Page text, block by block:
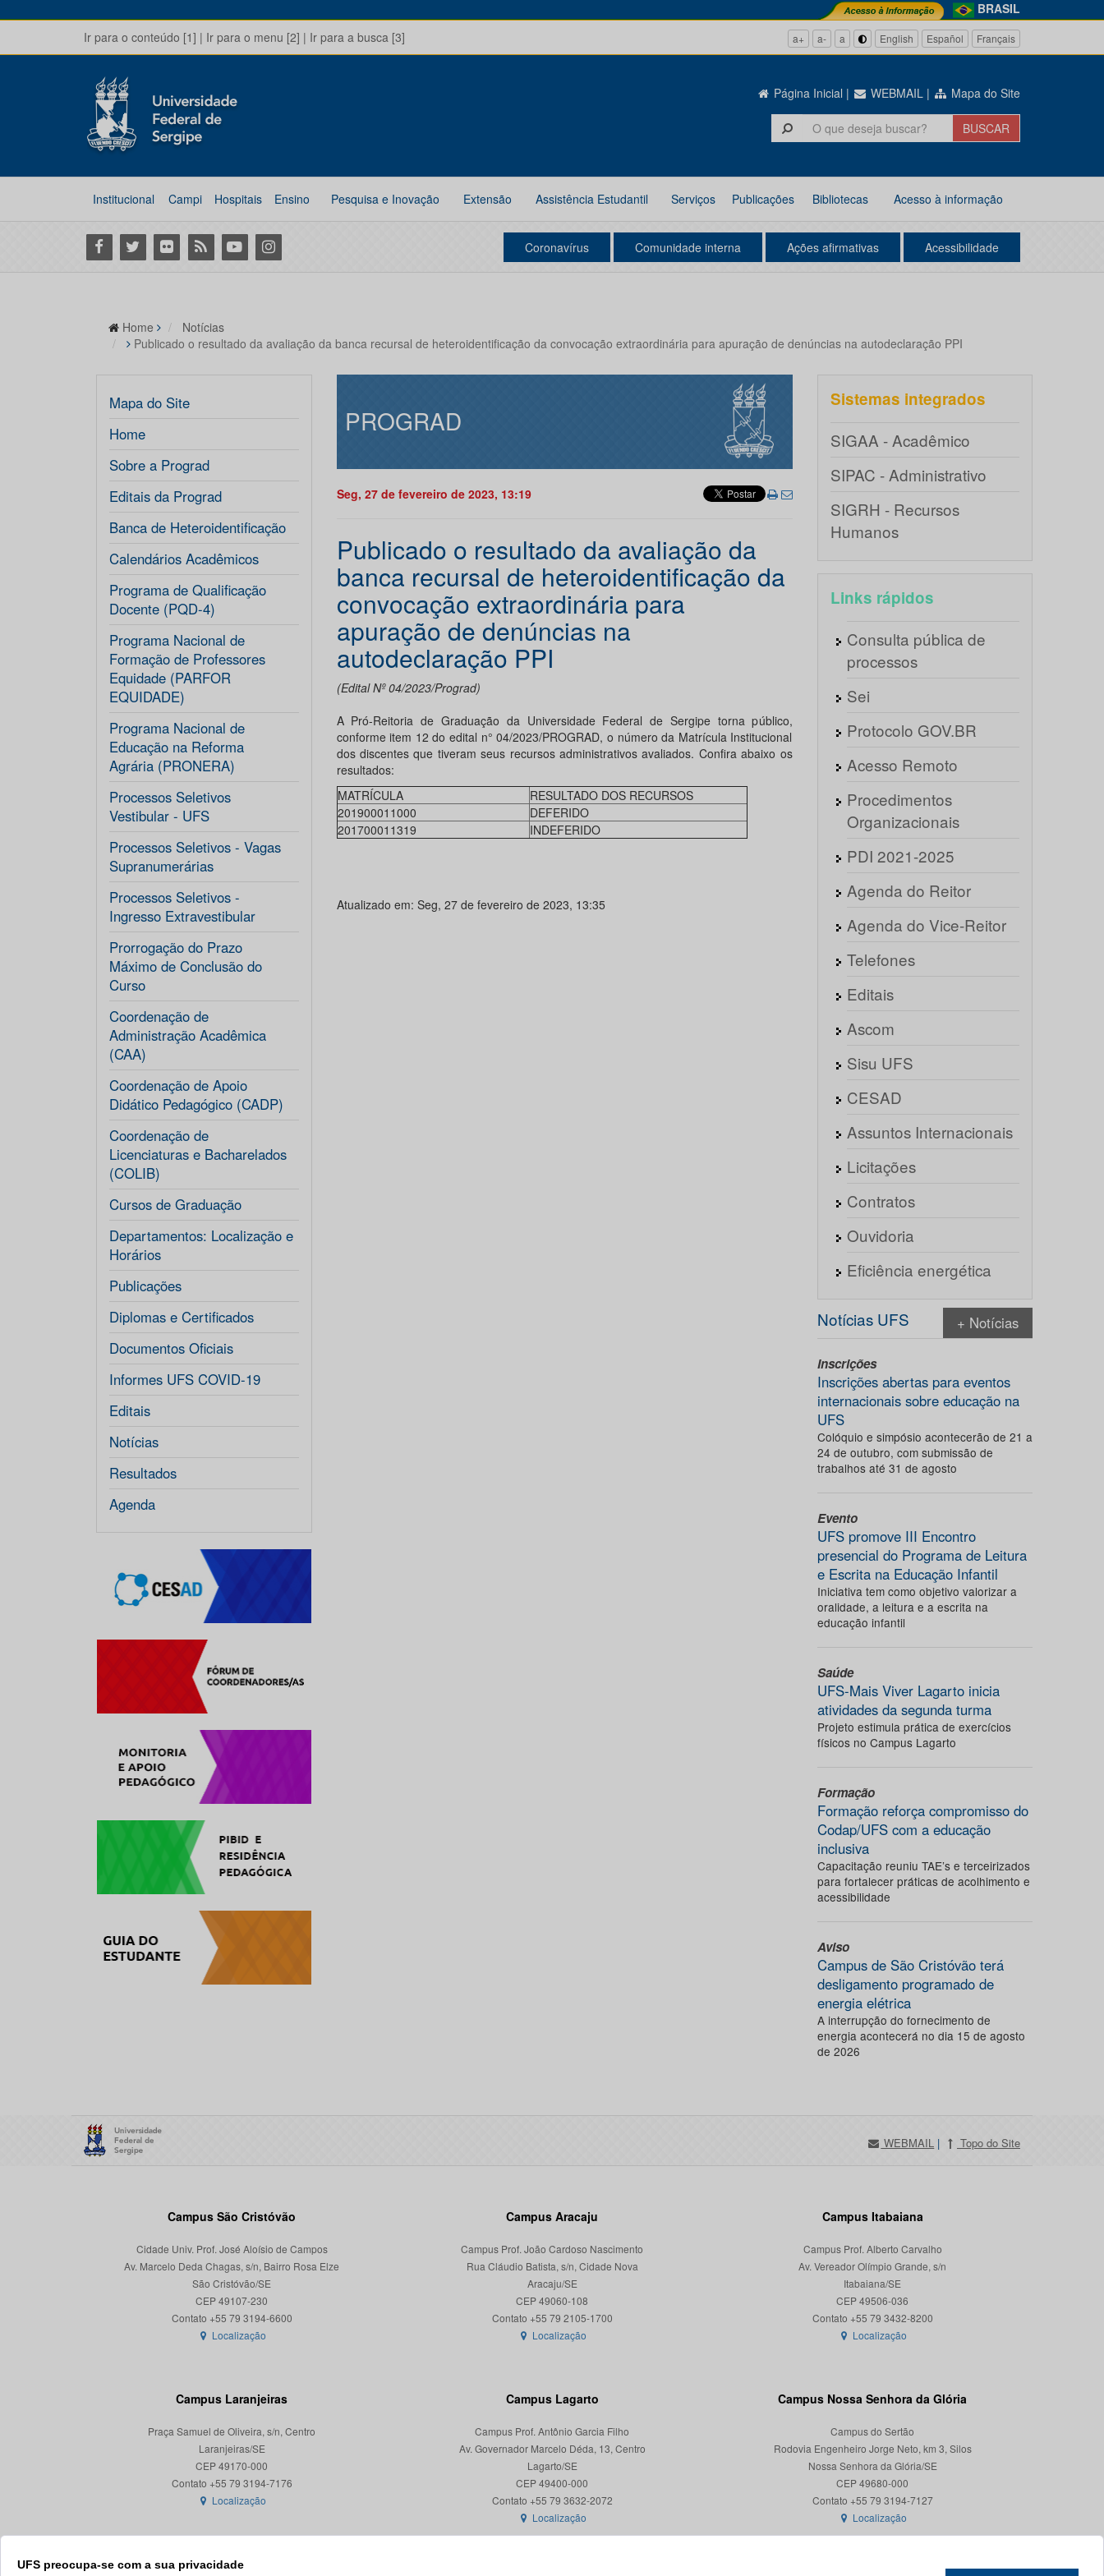
BRASIL
Ir para o conteúdo [1] | Ir para o menu [2] | Ir para a busca [3] a+ a- a English Español Français
Página Inicial | WEBMAIL | Mapa do Site
Institucional Campi Hospitais Ensino Pesquisa e Inovação Extensão Assistência Estudantil Serviços Publicações Bibliotecas Acesso à informação
Facebook
Twitter Flickr RSS YoutubeInstagram Coronavírus Comunidade interna Ações afirmativas Acessibilidade
UFS preocupa-se com a sua privacidade
Home
Notícias
Publicado o resultado da avaliação da banca recursal de heteroidentificação da convocação extraordinária para apuração de denúncias na autodeclaração PPI
Mapa do Site
Home
Sobre a Prograd
Editais da Prograd
Banca de Heteroidentificação
Calendários Acadêmicos
Programa de Qualificação
Docente (PQD-4)
Programa Nacional de
Formação de Professores
Equidade (PARFOR
EQUIDADE)
Programa Nacional de
Educação na Reforma
Agrária (PRONERA)
Processos Seletivos
Vestibular - UFS
Processos Seletivos - Vagas
Supranumerárias
Processos Seletivos -
Ingresso Extravestibular
Prorrogação do Prazo
Máximo de Conclusão do
Curso
Coordenação de
Administração Acadêmica
(CAA)
Coordenação de Apoio
Didático Pedagógico (CADP)
Coordenação de
Licenciaturas e Bacharelados
(COLIB)
Cursos de Graduação
Departamentos: Localização e
Horários
Publicações
Diplomas e Certificados
Documentos Oficiais
Informes UFS COVID-19
Editais
Notícias
Resultados
Agenda
PROGRAD
Seg, 27 de fevereiro de 2023, 13:19
Publicado o resultado da avaliação da
banca recursal de heteroidentificação da
convocação extraordinária para
apuração de denúncias na
autodeclaração PPI
(Edital Nº 04/2023/Prograd)
A Pró-Reitoria de Graduação da Universidade Federal de Sergipe torna público,
conforme item 12 do edital n° 04/2023/PROGRAD, o número da Matrícula Institucional
dos discentes que tiveram seus recursos administrativos avaliados. Confira abaixo os
resultados:
MATRÍCULA
RESULTADO DOS RECURSOS
201900011000
DEFERIDO
201700011319
INDEFERIDO
Atualizado em: Seg, 27 de fevereiro de 2023, 13:35
Sistemas integrados
SIGAA - Acadêmico
SIPAC - Administrativo
SIGRH - Recursos
Humanos
Links rápidos
Consulta pública de
processos
Sei
Protocolo GOV.BR
Acesso Remoto
Procedimentos
Organizacionais
PDI 2021-2025
Agenda do Reitor
Agenda do Vice-Reitor
Telefones
Editais
Ascom
Sisu UFS
CESAD
Assuntos Internacionais
Licitações
Contratos
Ouvidoria
Eficiência energética
Notícias UFS + Notícias
Inscrições
Inscrições abertas para eventos
internacionais sobre educação na
UFS
Colóquio e simpósio acontecerão de 21 a
24 de outubro, com submissão de
trabalhos até 31 de agosto
Evento
UFS promove III Encontro
presencial do Programa de Leitura
e Escrita na Educação Infantil
Iniciativa tem como objetivo valorizar a
oralidade, a leitura e a escrita na
educação infantil
Saúde
UFS-Mais Viver Lagarto inicia
atividades da segunda turma
Projeto estimula prática de exercícios
físicos no Campus Lagarto
Formação
Formação reforça compromisso do
Codap/UFS com a educação
inclusiva
Capacitação reuniu TAE’s e terceirizados
para fortalecer práticas de acolhimento e
acessibilidade
Aviso
Campus de São Cristóvão terá
desligamento programado de
energia elétrica
A interrupção do fornecimento de
energia acontecerá no dia 15 de agosto
de 2026
WEBMAIL | Topo do Site
Campus São Cristóvão
Cidade Univ. Prof. José Aloísio de Campos
Av. Marcelo Deda Chagas, s/n, Bairro Rosa Elze
São Cristóvão/SE
CEP 49107-230
Localização
Campus Aracaju
Campus Prof. João Cardoso Nascimento
Rua Cláudio Batista, s/n, Cidade Nova
Aracaju/SE
CEP 49060-108
Localização
Campus Itabaiana
Campus Prof. Alberto Carvalho
Av. Vereador Olímpio Grande, s/n
Itabaiana/SE
CEP 49506-036
Localização
Campus Laranjeiras
Praça Samuel de Oliveira, s/n, Centro
Laranjeiras/SE
CEP 49170-000
Localização
Campus Lagarto
Campus Prof. Antônio Garcia Filho
Av. Governador Marcelo Déda, 13, Centro
Lagarto/SE
CEP 49400-000
Localização
Campus Nossa Senhora da Glória
Campus do Sertão
Rodovia Engenheiro Jorge Neto, km 3, Silos
Nossa Senhora da Glória/SE
CEP 49680-000
Contato +55 79 3194-7127
Localização